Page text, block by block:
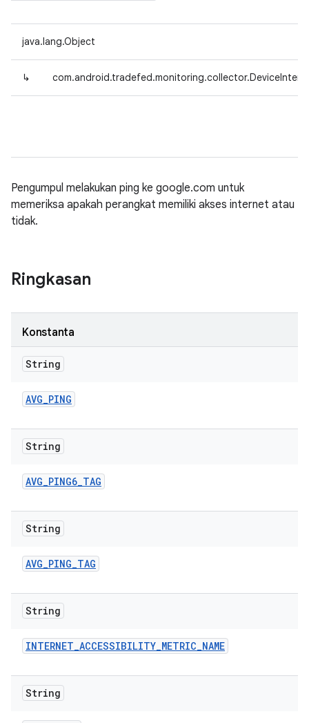
java.lang.Object
↳
Pengumpul melakukan ping ke google.com untuk
memeriksa apakah perangkat memiliki akses internet atau
tidak.
Ringkasan
Konstanta
String
AVG_PING
String
AVG_PING6_TAG
String
AVG_PING_TAG
String
INTERNET_ACCESSIBILITY_METRIC_NAME
String